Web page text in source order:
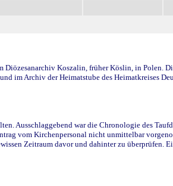
Koszalin, früher Köslin, in
im Archiv der Heimatstube des Heimatkreises
Ausschlaggebend war die Chronologie des
vom Kirchenpersonal nicht unmittelbar
Zeitraum davor und dahinter zu überprüfen.